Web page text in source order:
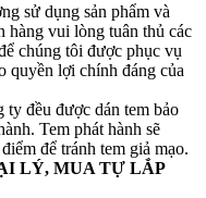
sử dụng sản phẩm và
hàng vui lòng tuân thủ các
chúng tôi được phục vụ
quyền lợi chính đáng của
ty đều được dán tem bảo
Tem phát hành sẽ
để tránh tem giả mạo.
LÝ, MUA TỰ LẮP